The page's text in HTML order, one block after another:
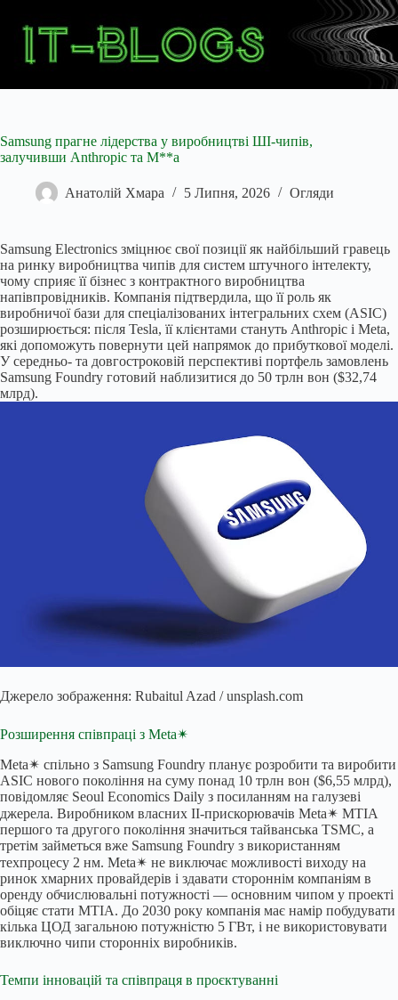
Samsung прагне лідерства у виробництві ШІ-чипів,
залучивши Anthropic та M**a
Анатолій Хмара 5 Липня, 2026 Огляди
Samsung Electronics зміцнює свої позиції як найбільший гравець
на ринку виробництва чипів для систем штучного інтелекту,
чому сприяє її бізнес з контрактного виробництва
напівпровідників. Компанія підтвердила, що її роль як
виробничої бази для спеціалізованих інтегральних схем (ASIC)
розширюється: після Tesla, її клієнтами стануть Anthropic і Meta,
які допоможуть повернути цей напрямок до прибуткової моделі.
У середньо- та довгостроковій перспективі портфель замовлень
Samsung Foundry готовий наблизитися до 50 трлн вон ($32,74
млрд).
Джерело зображення: Rubaitul Azad / unsplash.com
Розширення співпраці з Meta✴
Meta✴ спільно з Samsung Foundry планує розробити та виробити
ASIC нового покоління на суму понад 10 трлн вон ($6,55 млрд),
повідомляє Seoul Economics Daily з посиланням на галузеві
джерела. Виробником власних ІІ-прискорювачів Meta✴ MTIA
першого та другого покоління значиться тайванська TSMC, а
третім займеться вже Samsung Foundry з використанням
техпроцесу 2 нм. Meta✴ не виключає можливості виходу на
ринок хмарних провайдерів і здавати стороннім компаніям в
оренду обчислювальні потужності — основним чипом у проекті
обіцяє стати MTIA. До 2030 року компанія має намір побудувати
кілька ЦОД загальною потужністю 5 ГВт, і не використовувати
виключно чипи сторонніх виробників.
Темпи інновацій та співпраця в проєктуванні